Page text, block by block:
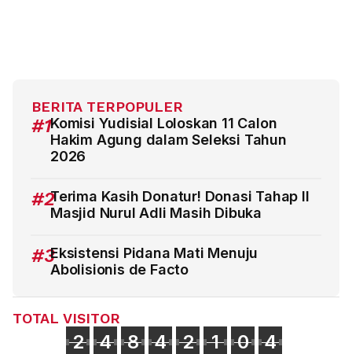
BERITA TERPOPULER
#1Komisi Yudisial Loloskan 11 Calon
Hakim Agung dalam Seleksi Tahun
2026
#2Terima Kasih Donatur! Donasi Tahap II
Masjid Nurul Adli Masih Dibuka
#3Eksistensi Pidana Mati Menuju
Abolisionis de Facto
TOTAL VISITOR
2 4 8 4 2 1 0 4